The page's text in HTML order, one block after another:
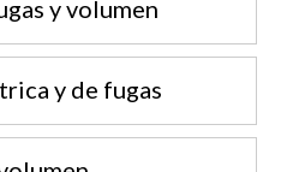
y volumen
y de fugas